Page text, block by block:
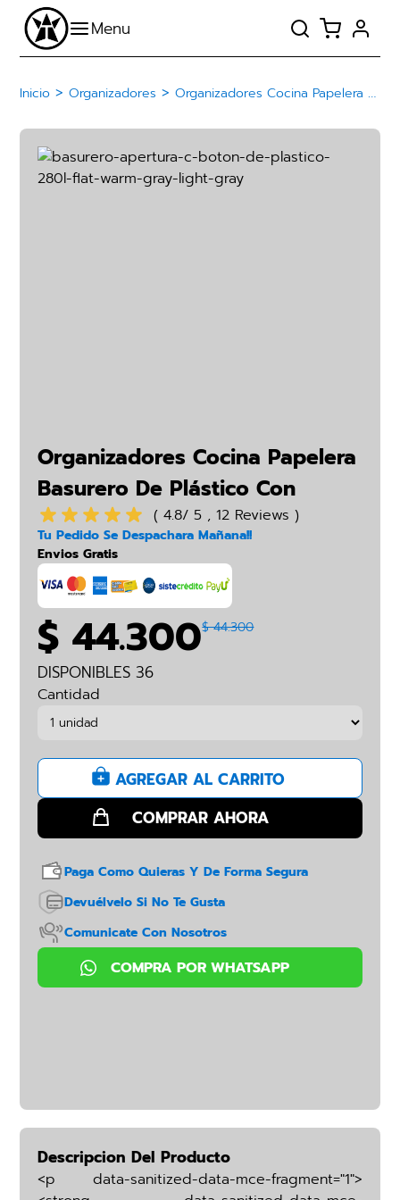
Inicio >Organizadores >Organizadores Cocina Papelera Basurero De Plástico Con Botón
Organizadores Cocina Papelera
Basurero De Plástico Con
Botón
( 4.8/ 5 , 12 Reviews )
Tu Pedido Se Despachara Mañana!!
Envios Gratis
$ 44.300$ 44.300
DISPONIBLES 36
Cantidad
Paga Como Quieras Y De Forma Segura
Devuélvelo Si No Te Gusta
Comunicate Con Nosotros
Descripcion Del Producto
<p data-sanitized-data-mce-fragment="1">